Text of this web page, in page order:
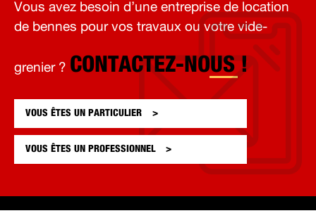
Vous avez besoin d’une entreprise de location
de bennes pour vos travaux ou votre vide-
grenier ? CONTACTEZ-NOUS !
VOUS ÊTES UN PARTICULIER
VOUS ÊTES UN PROFESSIONNEL